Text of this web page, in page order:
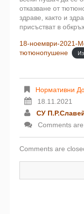
отказване от
здраве, както и
присъстват в
18-ноември-2021-
тютюнопушене
Нормативни
18.11.2021
СУ
Comments
Comments are